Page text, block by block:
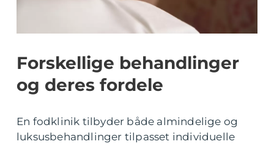
Forskellige behandlinger
og deres fordele
En fodklinik tilbyder både almindelige og
luksusbehandlinger tilpasset individuelle